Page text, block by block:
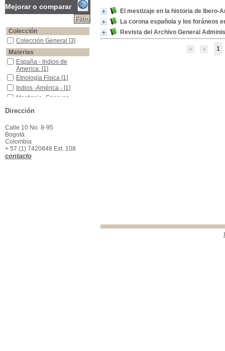
El mestizaje en la historia de Ibero-
La corona española y los foráneos
Revista del Archivo General
1
Mejorar o comparar
Colección
Colección General
Colección General [3]
Materias
España - Indios de America.
España - Indios de
America. [1]
Etnología Física
Etnología Física [1]
Indios -América -
Indios -América - [1]
Mestizaje -Ensayos, Conferencias, Etc.
Mestizaje -Ensayos,
Mestizaje Indígena
Mestizaje Indígena
Uruguay - Historia - Documentos
Uruguay - Historia -
Documentos[1]
Dirección
Calle 10 No. 8-95
Bogotá
Colombia
+ 57 (1) 7420848 Ext. 108
contacto